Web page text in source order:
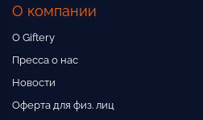
О компании
О Giftery
Пресса о нас
Новости
Оферта для физ. лиц